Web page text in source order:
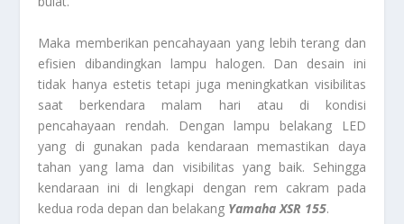
Maka memberikan pencahayaan yang lebih terang dan
efisien dibandingkan lampu halogen. Dan desain ini
tidak hanya estetis tetapi juga meningkatkan visibilitas
saat berkendara malam hari atau di kondisi
pencahayaan rendah. Dengan lampu belakang LED
yang di gunakan pada kendaraan memastikan daya
tahan yang lama dan visibilitas yang baik. Sehingga
kendaraan ini di lengkapi dengan rem cakram pada
kedua roda depan dan belakang Yamaha XSR 155.